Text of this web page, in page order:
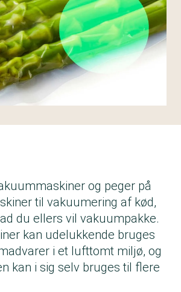
og peger på
til vakuumering af kød,
du ellers vil vakuumpakke.
kan udelukkende bruges
i et lufttomt miljø, og
kan i sig selv bruges til flere